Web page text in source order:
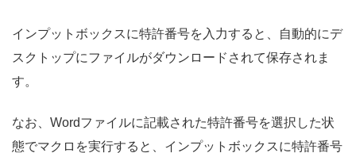
インプットボックスに特許番号を入力すると、自動的にデ
スクトップにファイルがダウンロードされて保存されま
す。
なお、Wordファイルに記載された特許番号を選択した状
態でマクロを実行すると、インプットボックスに特許番号